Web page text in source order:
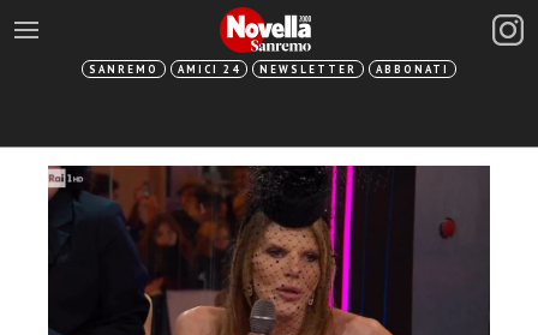
SANREMO AMICI 24 NEWSLETTER ABBONATI